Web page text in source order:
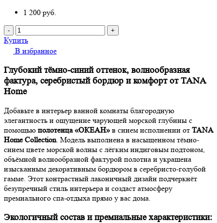
1 200 руб.
- +
Купить
В избранное
Глубокий тёмно-синий оттенок, волнообразная
фактура, серебристый бордюр и комфорт от TANA
Home
Добавьте в интерьер ванной комнаты благородную
элегантность и ощущение чарующей морской глубины с
помощью полотенца «ОКЕАН» в синем исполнении от TANA
Home Collection. Модель выполнена в насыщенном тёмно-
синем цвете морской волны с лёгким индиговым подтоном,
объёмной волнообразной фактурой полотна и украшена
изысканным декоративным бордюром в серебристо-голубой
гамме. Этот контрастный лаконичный дизайн подчеркнёт
безупречный стиль интерьера и создаст атмосферу
премиального спа-отдыха прямо у вас дома.
Экологичный состав и премиальные характеристики: